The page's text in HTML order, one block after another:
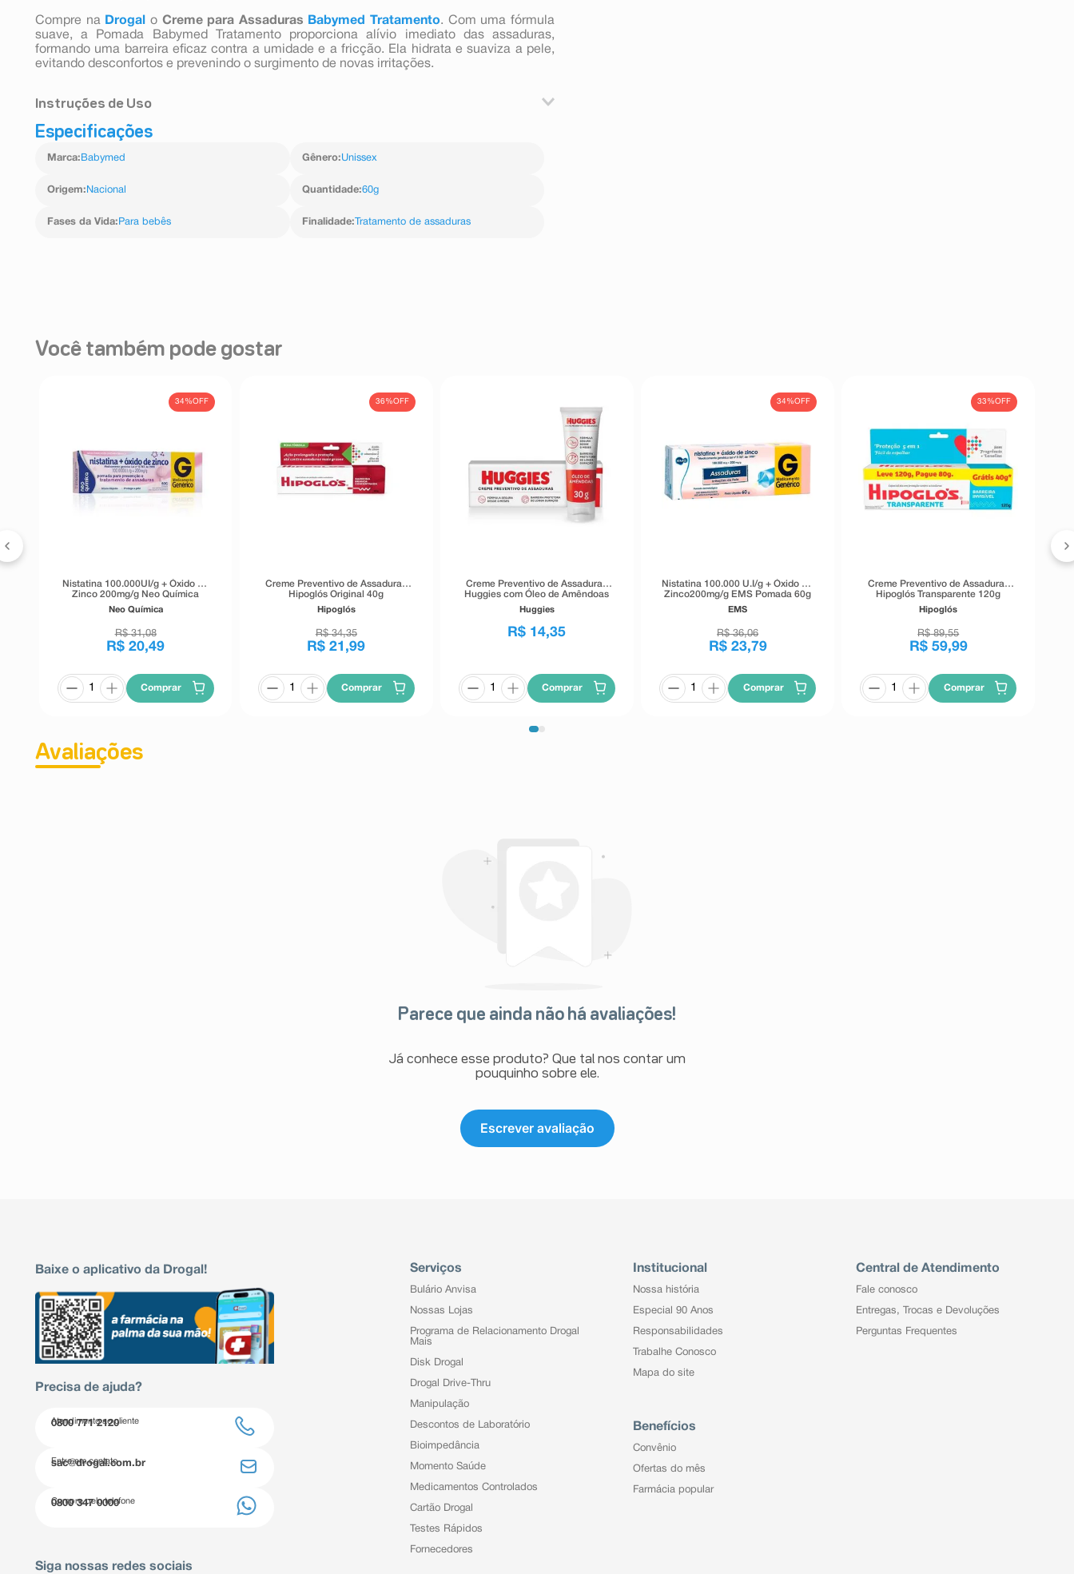
Compre na Drogal o Creme para Assaduras Babymed Tratamento. Com uma fórmula
suave, a Pomada Babymed Tratamento proporciona alívio imediato das assaduras,
formando uma barreira eficaz contra a umidade e a fricção. Ela hidrata e suaviza a pele,
evitando desconfortos e prevenindo o surgimento de novas irritações.
Instruções de Uso
- Limpeza: Lave a área afetada com água morna e sabonete neutro.
irritada.
Especificações
Marca: Babymed Gênero:Unissex
Origem: Nacional Quantidade:60g
Fases da Vida: Para bebês Finalidade: Tratamento de assaduras
Você também pode gostar
34%OFF
Nistatina 100.000UI/g + Óxido de
Zinco 200mg/g Neo Química
Pomada 60g
Neo Química
R$ 31,08
R$ 20,49
Comprar
36%OFF
Creme Preventivo de Assaduras
Hipoglós Original 40g
Hipoglós
R$ 34,35
R$ 21 ,99
Comprar
Creme Preventivo de Assaduras
Huggies com Óleo de Amêndoas
30g
Huggies
R$ 14,35
Comprar
34%OFF
Nistatina 100.000 U.I/g + Óxido De
Zinco200mg/g EMS Pomada 60g
EMS
R$ 36,06
R$ 23,79
Comprar
33%OFF
Creme Preventivo de Assaduras
Hipoglós Transparente 120g
Hipoglós
R$ 89,55
R$ 59,99
Comprar
Avaliações
Parece que ainda não há avaliações!
Já conhece esse produto? Que tal nos contar um
pouquinho sobre ele.
Escrever avaliação
Baixe o aplicativo da Drogal!
Precisa de ajuda?
Atendimento ao cliente
0800 771 2120
Entre em contato
sac@drogal.com.br
Compre pelo telefone
0800 347 0000
Siga nossas redes sociais
Serviços
Bulário Anvisa
Nossas Lojas
Programa de Relacionamento Drogal
Mais
Disk Drogal
Drogal Drive-Thru
Manipulação
Descontos de Laboratório
Bioimpedância
Momento Saúde
Medicamentos Controlados
Cartão Drogal
Testes Rápidos
Fornecedores
Institucional
Nossa história
Especial 90 Anos
Responsabilidades
Trabalhe Conosco
Mapa do site
Benefícios
Convênio
Ofertas do mês
Farmácia popular
Central de Atendimento
Fale conosco
Entregas, Trocas e Devoluções
Perguntas Frequentes